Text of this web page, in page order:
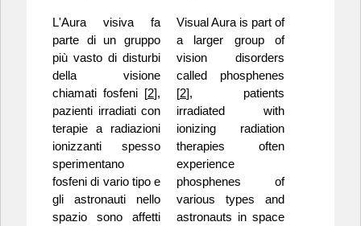
L'Aura visiva fa
parte di un gruppo
più vasto di disturbi
della visione
chiamati fosfeni [2],
pazienti irradiati con
terapie a radiazioni
ionizzanti spesso
sperimentano
fosfeni di vario tipo e
gli astronauti nello
spazio sono affetti
Visual Aura is part of
a larger group of
vision disorders
called phosphenes
[2], patients
irradiated with
ionizing radiation
therapies often
experience
phosphenes of
various types and
astronauts in space